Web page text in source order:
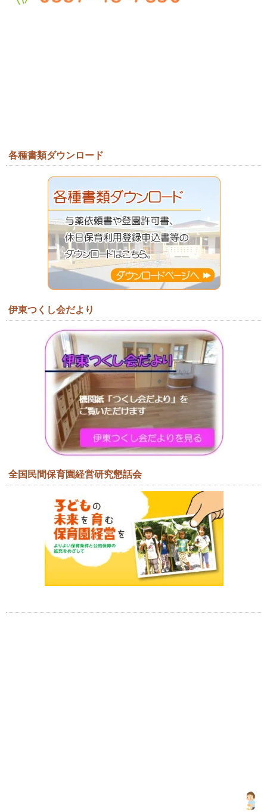
各種書類ダウンロード
伊東つくし会だより
全国民間保育園経営研究懇話会